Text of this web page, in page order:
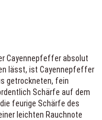
Cayennepfeffer absolut
lässt, ist Cayennepfeffer
getrockneten, fein
Schärfe auf dem
die feurige Schärfe des
leichten Rauchnote